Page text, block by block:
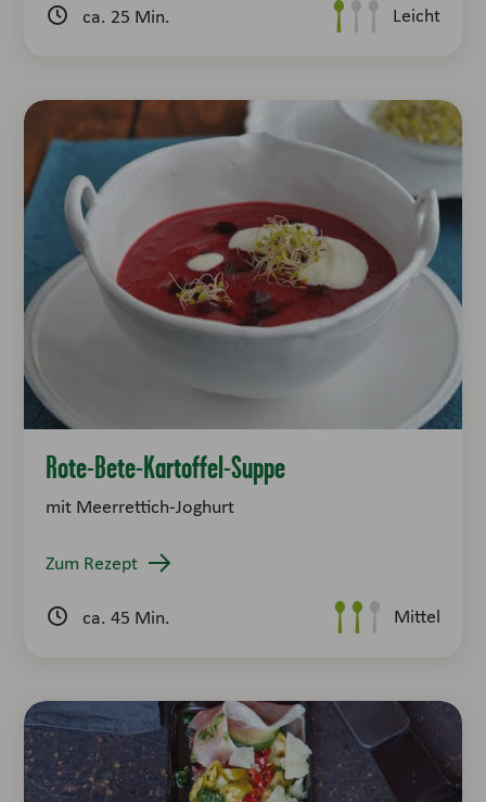
ca. 25 Min. Leicht
Rote-Bete-Kartoffel-Suppe
mit Meerrettich-Joghurt
Zum Rezept
ca. 45 Min. Mittel